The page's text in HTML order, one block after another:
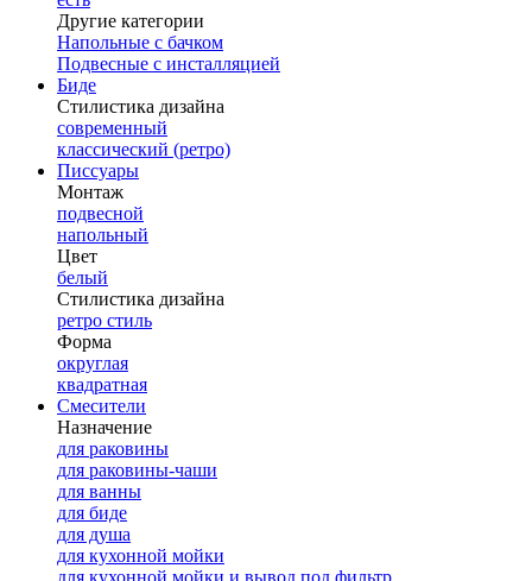
Другие категории
Напольные с бачком
Подвесные с инсталляцией
Биде
Стилистика дизайна
современный
классический (ретро)
Писсуары
Монтаж
подвесной
напольный
Цвет
белый
Стилистика дизайна
ретро стиль
Форма
округлая
квадратная
Смесители
Назначение
для раковины
для раковины-чаши
для ванны
для биде
для душа
для кухонной мойки
для кухонной мойки и вывод под фильтр